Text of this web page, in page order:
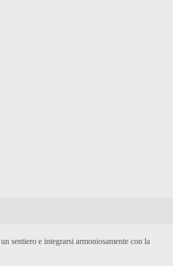
sentiero e integrarsi armoniosamente con la